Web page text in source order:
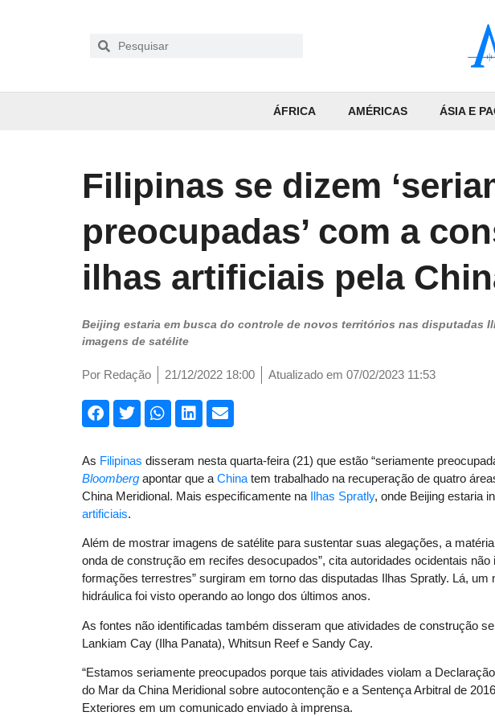
ÁFRICA AMÉRICAS ÁSIA E
Filipinas se dizem
preocupadas’ com a
ilhas artificiais pela
Beijing estaria em busca do controle de novos territórios nas disputadas
imagens de satélite
Por Redação 21/12/2022 18:00 Atualizado em 07/02/2023 11:53
As Filipinas disseram nesta quarta-feira (21) que estão “seriamente
Bloomberg apontar que a China tem trabalhado na recuperação de quatro
China Meridional. Mais especificamente na Ilhas Spratly, onde Beijing estaria
artificiais.
Além de mostrar imagens de satélite para sustentar suas alegações, a
onda de construção em recifes desocupados”, cita autoridades ocidentais
formações terrestres” surgiram em torno das disputadas Ilhas Spratly. Lá,
hidráulica foi visto operando ao longo dos últimos anos.
As fontes não identificadas também disseram que atividades de construção
Lankiam Cay (Ilha Panata), Whitsun Reef e Sandy Cay.
“Estamos seriamente preocupados porque tais atividades violam a
do Mar da China Meridional sobre autocontenção e a Sentença Arbitral de
Exteriores em um comunicado enviado à imprensa.